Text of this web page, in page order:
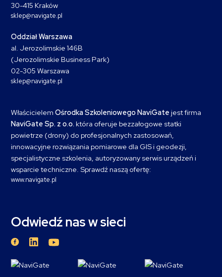
30-415 Kraków
sklep@navigate.pl
Oddział Warszawa
al. Jerozolimskie 146B
(Jerozolimskie Business Park)
02-305 Warszawa
sklep@navigate.pl
Właścicielem Ośrodka Szkoleniowego NaviGate jest firma
NaviGate Sp. z o.o. która oferuje bezzałogowe statki
powietrze (drony) do profesjonalnych zastosowań,
innowacyjne rozwiązania pomiarowe dla GIS i geodezji,
specjalistyczne szkolenia, autoryzowany serwis urządzeń i
wsparcie techniczne. Sprawdź naszą ofertę:
www.navigate.pl
Odwiedź nas w sieci